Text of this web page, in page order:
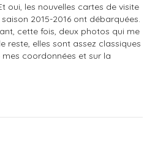
oui, les nouvelles cartes de visite
2015-2016 ont débarquées.
cette fois, deux photos qui me
reste, elles sont assez classiques
coordonnées et sur la